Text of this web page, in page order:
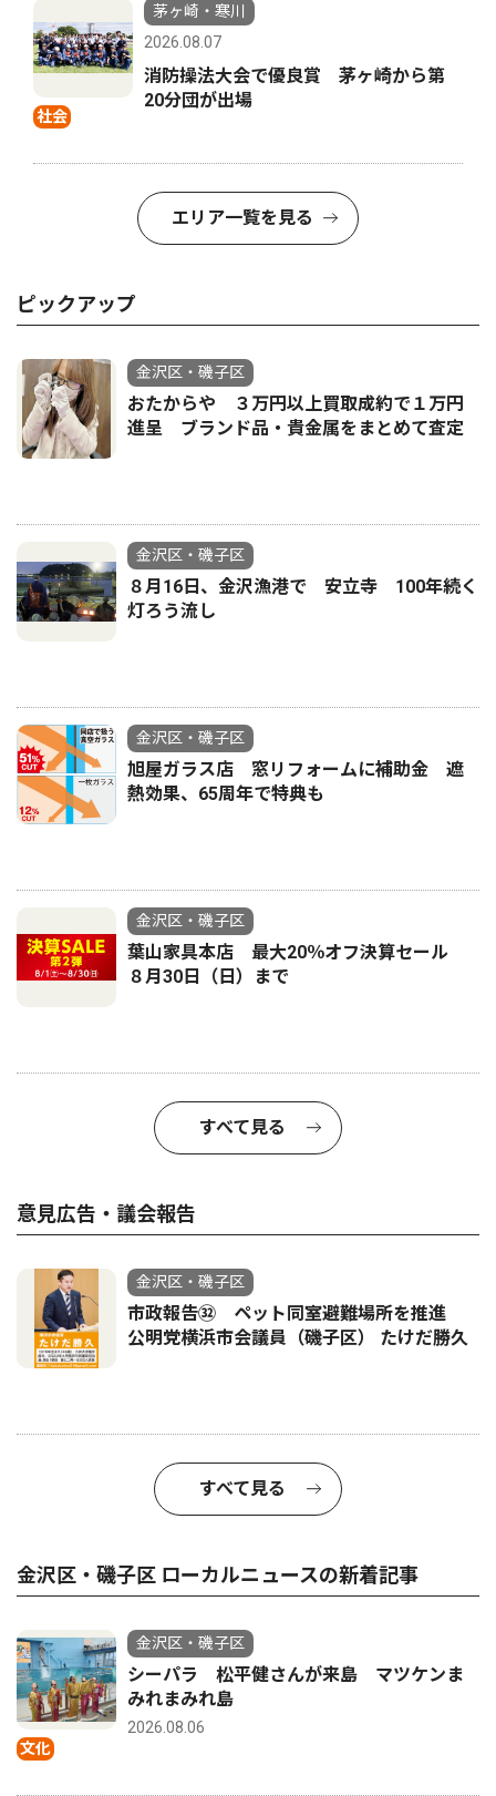
社会
茅ヶ崎・寒川
2026.08.07
消防操法大会で優良賞 茅ヶ崎から第
20分団が出場
エリア一覧を見る
ピックアップ
金沢区・磯子区
おたからや ３万円以上買取成約で１万円
進呈 ブランド品・貴金属をまとめて査定
金沢区・磯子区
８月16日、金沢漁港で 安立寺 100年続く
灯ろう流し
金沢区・磯子区
旭屋ガラス店 窓リフォームに補助金 遮
熱効果、65周年で特典も
金沢区・磯子区
葉山家具本店 最大20％オフ決算セール
８月30日（日）まで
すべて見る
意見広告・議会報告
金沢区・磯子区
市政報告㉜ ペット同室避難場所を推進
公明党横浜市会議員（磯子区） たけだ勝久
すべて見る
金沢区・磯子区 ローカルニュースの新着記事
文化
金沢区・磯子区
シーパラ 松平健さんが来島 マツケンま
みれまみれ島
2026.08.06